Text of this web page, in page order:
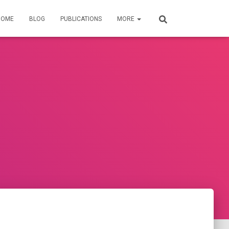
BLOG PUBLICATIONS MORE